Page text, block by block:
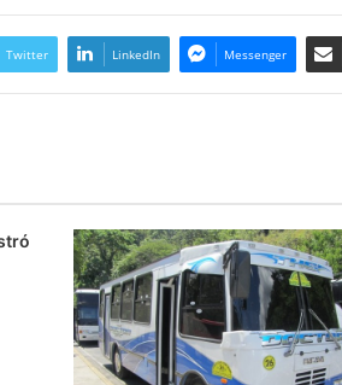
Twitter LinkedIn Messenger